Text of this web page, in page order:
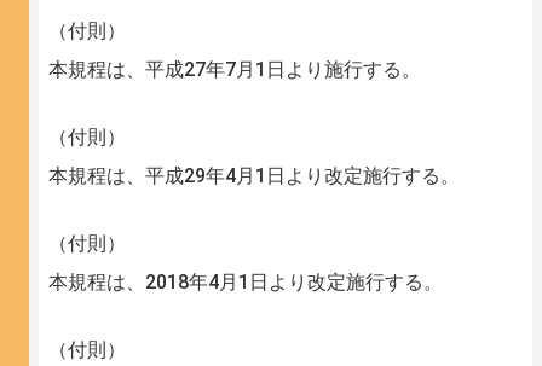
（付則）
本規程は、平成27年7月1日より施行する。
（付則）
本規程は、平成29年4月1日より改定施行する。
（付則）
本規程は、2018年4月1日より改定施行する。
（付則）